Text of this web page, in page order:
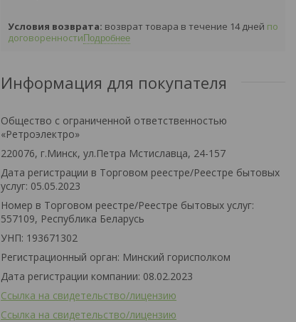
возврат товара в течение 14 дней по
договоренности Подробнее
Информация для покупателя
Общество с ограниченной ответственностью
«Ретроэлектро»
220076, г.Минск, ул.Петра Мстиславца, 24-157
Дата регистрации в Торговом реестре/Реестре бытовых
услуг: 05.05.2023
Номер в Торговом реестре/Реестре бытовых услуг:
557109, Республика Беларусь
УНП: 193671302
Регистрационный орган: Минский горисполком
Дата регистрации компании: 08.02.2023
Ссылка на свидетельство/лицензию
Ссылка на свидетельство/лицензию